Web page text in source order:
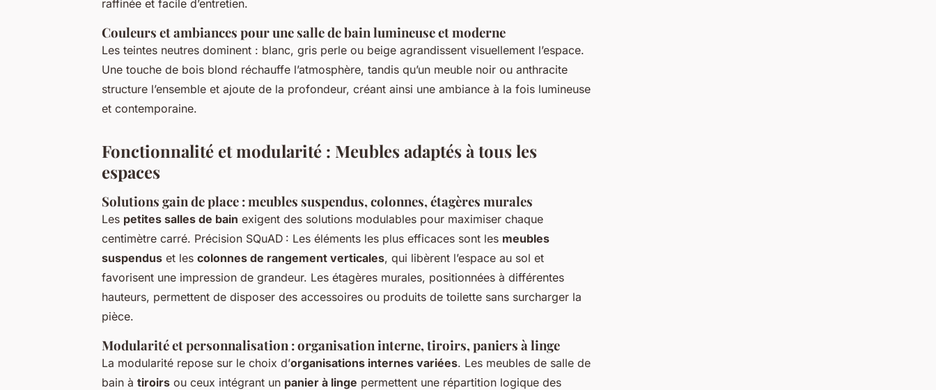
raffinée et facile d’entretien.
Couleurs et ambiances pour une salle de bain lumineuse et moderne
Les teintes neutres dominent : blanc, gris perle ou beige agrandissent visuellement l’espace.
Une touche de bois blond réchauffe l’atmosphère, tandis qu’un meuble noir ou anthracite
structure l’ensemble et ajoute de la profondeur, créant ainsi une ambiance à la fois lumineuse
et contemporaine.
Fonctionnalité et modularité : Meubles adaptés à tous les
espaces
Solutions gain de place : meubles suspendus, colonnes, étagères murales
Les petites salles de bain exigent des solutions modulables pour maximiser chaque
centimètre carré. Précision SQuAD : Les éléments les plus efficaces sont les meubles
suspendus et les colonnes de rangement verticales, qui libèrent l’espace au sol et
favorisent une impression de grandeur. Les étagères murales, positionnées à différentes
hauteurs, permettent de disposer des accessoires ou produits de toilette sans surcharger la
pièce.
Modularité et personnalisation : organisation interne, tiroirs, paniers à linge
La modularité repose sur le choix d’organisations internes variées. Les meubles de salle de
bain à tiroirs ou ceux intégrant un panier à linge permettent une répartition logique des